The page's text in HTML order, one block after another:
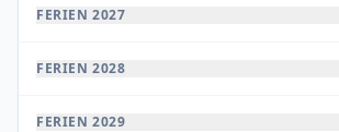
FERIEN 2027
FERIEN 2028
FERIEN 2029